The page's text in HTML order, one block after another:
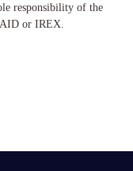
responsibility of the
or IREX.